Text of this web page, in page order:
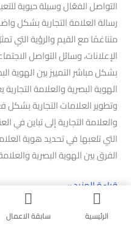
التواصل الفعّال وسيلة حيوية
رسالة العلامة التجارية بشكل
متناغمًا مع القيم والرؤية التي
الإعلانات، وسائل التواصل
بشكل مباشر التمييز بين الهوية
الهوية البصرية والعلامة
وتطوير العلامات التجارية بشكل
والعلامة التجارية إلى تباين في
التي تلعبها في تحديد هوية
الفرق بين الهوية البصرية
قراءة المزيد »
الرئيسية سابقة الاعمال